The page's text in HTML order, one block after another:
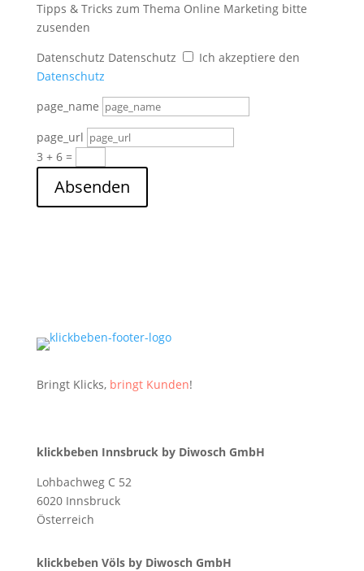
Tipps & Tricks zum Thema Online Marketing bitte
zusenden
Datenschutz Datenschutz
Ich akzeptiere den
Datenschutz
page_name
page_url
3 + 6=
Absenden
Bringt Klicks, bringt Kunden!
klickbeben Innsbruck by Diwosch GmbH
Lohbachweg C 52
6020 Innsbruck
Österreich
klickbeben Völs by Diwosch GmbH